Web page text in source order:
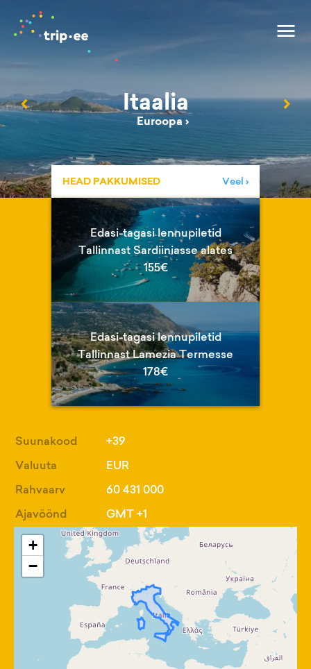
‹ Itaalia
Euroopa ›
›
HEAD PAKKUMISED Veel ›
Edasi-tagasi lennupiletid
Tallinnast Sardiiniasse alates
155€
Edasi-tagasi lennupiletid
Tallinnast Lamezia Termesse
178€
Suunakood
+39
Valuuta
EUR
Rahvaarv
60 431 000
Ajavöönd
GMT +1
+
−